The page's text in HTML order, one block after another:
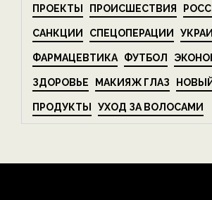
ПРОЕКТЫ ПРОИСШЕСТВИЯ
САНКЦИИ СПЕЦОПЕРАЦИИ
ФАРМАЦЕВТИКА ФУТБОЛ
ЗДОРОВЬЕ МАКИЯЖ ГЛАЗ
ПРОДУКТЫ УХОД ЗА ВОЛОСАМИ